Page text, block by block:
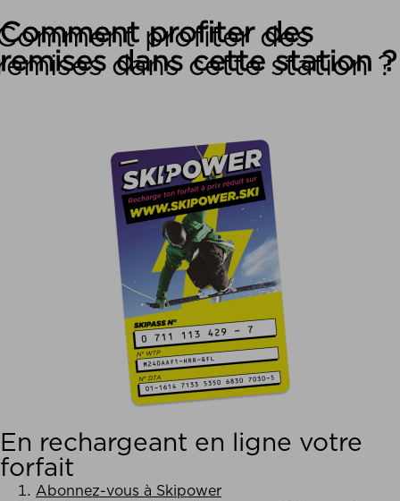
Comment profiter des
remises dans cette station ?
En rechargeant en ligne votre
forfait
Abonnez-vous à Skipower